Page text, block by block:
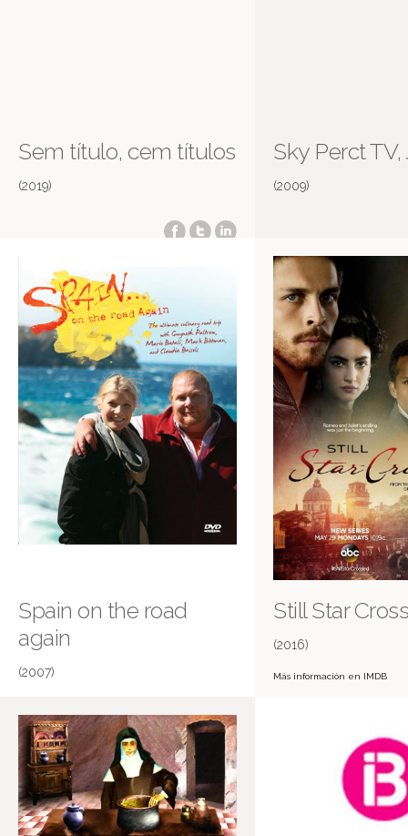
Sem título, cem títulos
(2019)
Sky Perct
(2009)
Spain on the road
again
(2007)
Still Star
(2016)
Más información en IMDB